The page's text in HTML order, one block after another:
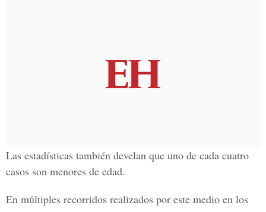
Las estadísticas también develan que uno de cada cuatro
casos son menores de edad.
En múltiples recorridos realizados por este medio en los